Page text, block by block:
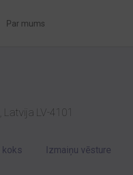
Par mums
Latvija LV-4101
koks Izmaiņu vēsture